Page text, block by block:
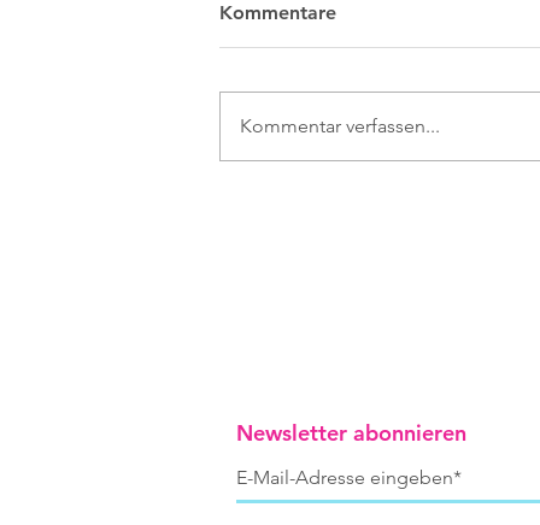
Unerhörter Alarm
Kommentare
Kommentar verfassen...
Newsletter abonnieren